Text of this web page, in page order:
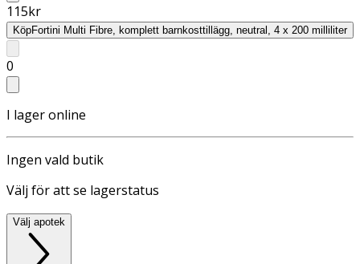
115kr
KöpFortini Multi Fibre, komplett barnkosttillägg, neutral, 4 x 200 milliliter
0
I lager online
Ingen vald butik
Välj för att se lagerstatus
Välj apotek